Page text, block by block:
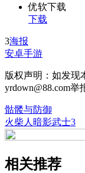
优软下载
下载
3海报
安卓手游
版权声明：如发现
yrdown@88.com举
骷髅与防御
火柴人暗影武士3
相关推荐